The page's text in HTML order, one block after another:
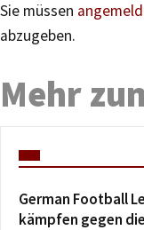
Sie müssen
abzugeben.
Mehr
German Football
kämpfen gegen